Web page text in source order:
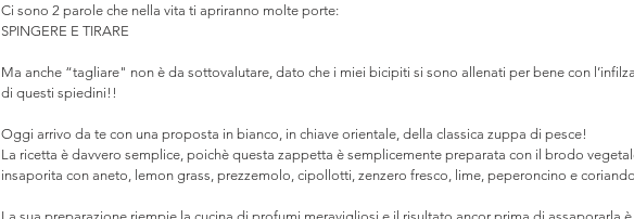
Ci sono 2 parole che nella vita ti apriranno molte porte: ⠀
SPINGERE E TIRARE⠀
Ma anche “tagliare" non è da sottovalutare, dato che i miei bicipiti si sono allenati per bene con
di questi spiedini!! ⠀
Oggi arrivo da te con una proposta in bianco, in chiave orientale, della classica zuppa di pesce!
La ricetta è davvero semplice, poichè questa zappetta è semplicemente preparata con il brodo
insaporita con aneto, lemon grass, prezzemolo, cipollotti, zenzero fresco, lime, peperoncino e